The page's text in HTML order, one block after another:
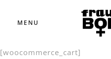
MENU
[woocommerce_cart]